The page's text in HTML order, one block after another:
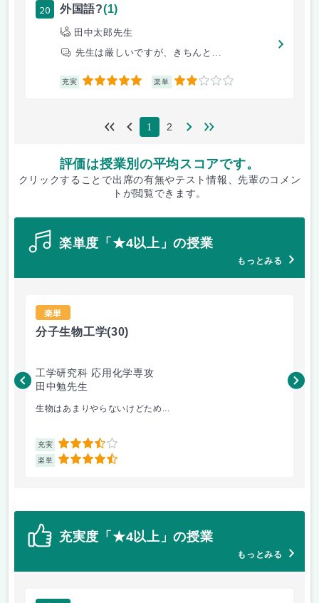
20 外国語?(1)
田中太郎先生
先生は厳しいですが、きちんと...
充実 5 楽単 2
1 2
評価は授業別の平均スコアです。
クリックすることで出席の有無やテスト情報、先輩のコメン
トが閲覧できます。
楽単度「★4以上」の授業
もっとみる
楽単
分子生物工学(30)
工学研究科 応用化学専攻
田中勉先生
生物はあまりやらないけどため...
充実 3.5
楽単 4.5
黒
充実度「★4以上」の授業
もっとみる